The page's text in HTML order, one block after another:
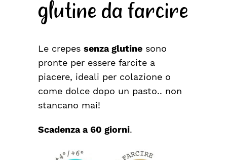
glutine da farcire
Le crepes senza glutinesono
pronte per essere farcite a
piacere, ideali per colazione o
come dolce dopo un pasto.. non
stancano mai!
Scadenza a 60 giorni.